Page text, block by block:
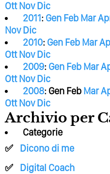
Ott Nov Dic
2011: Gen Feb Mar
Nov Dic
2010: Gen Feb Mar
Ott Nov Dic
2009: Gen Feb Mar
Ott Nov Dic
2008: Gen Feb Mar
Ott Nov Dic
Archivio per
Categorie
Dicono di me
Digital Coach